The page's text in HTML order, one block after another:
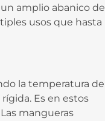
amplio abanico de
usos que hasta
la temperatura de
Es en estos
mangueras